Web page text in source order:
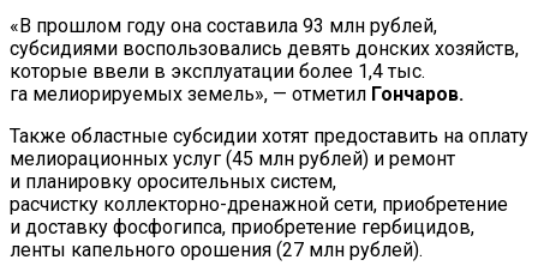
«В прошлом году она составила 93 млн рублей,
субсидиями воспользовались девять донских хозяйств,
которые ввели в эксплуатации более 1,4 тыс.
га мелиорируемых земель», — отметил Гончаров.
Также областные субсидии хотят предоставить на оплату
мелиорационных услуг (45 млн рублей) и ремонт
и планировку оросительных систем,
расчистку коллекторно-дренажной сети, приобретение
и доставку фосфогипса, приобретение гербицидов,
ленты капельного орошения (27 млн рублей).